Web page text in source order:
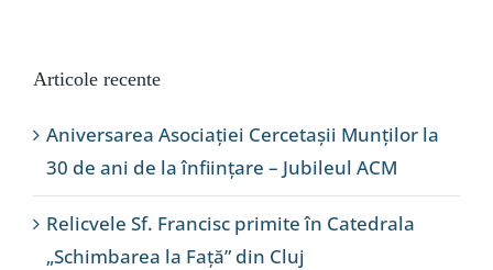
Articole recente
Aniversarea Asociației Cercetașii Munților la
30 de ani de la înființare – Jubileul ACM
Relicvele Sf. Francisc primite în Catedrala
„Schimbarea la Față” din Cluj